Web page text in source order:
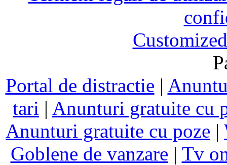
Portal de distractie |
tari | Anunturi gratuite cu
Anunturi gratuite cu poze |
Goblene de vanzare | Tv